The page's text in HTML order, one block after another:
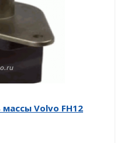
Volvo FH12